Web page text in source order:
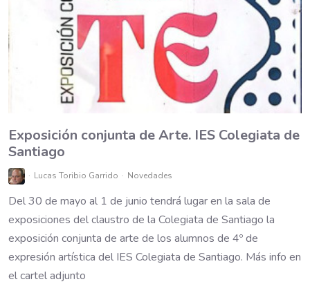
Exposición conjunta de Arte. IES Colegiata de
Santiago
Lucas Toribio Garrido Novedades
Del 30 de mayo al 1 de junio tendrá lugar en la sala de
exposiciones del claustro de la Colegiata de Santiago la
exposición conjunta de arte de los alumnos de 4º de
expresión artística del IES Colegiata de Santiago. Más info en
el cartel adjunto